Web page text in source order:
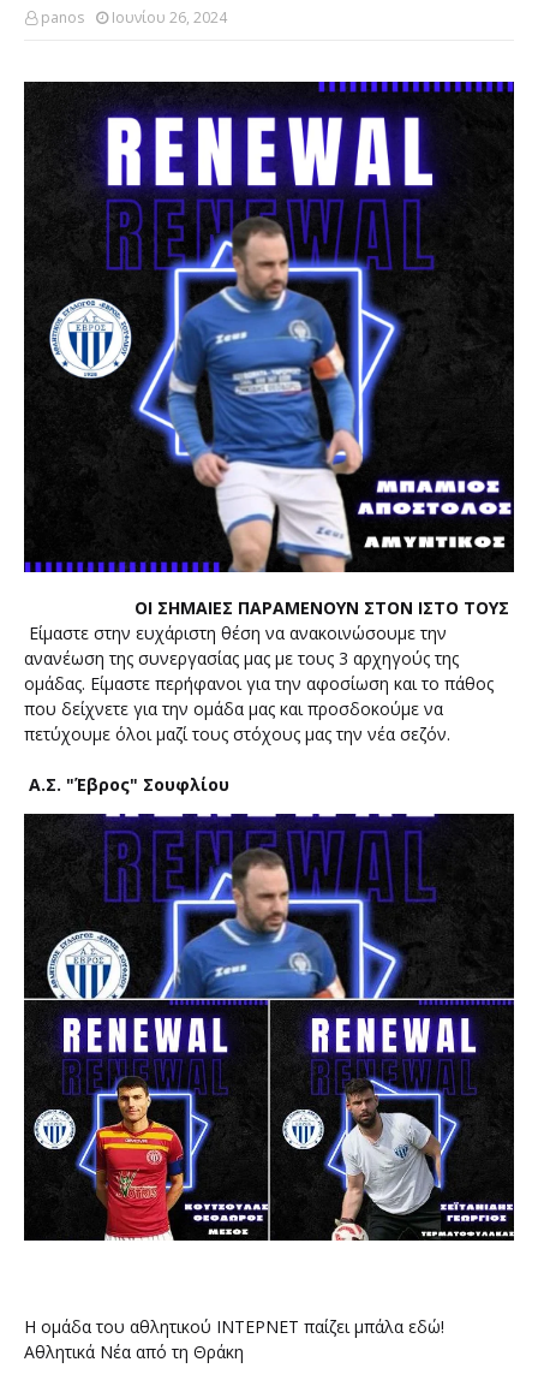
panos Ιουνίου 26, 2024
ΟΙ ΣΗΜΑΙΕΣ ΠΑΡΑΜΕΝΟΥΝ ΣΤΟΝ ΙΣΤΟ ΤΟΥΣ
Είμαστε στην ευχάριστη θέση να ανακοινώσουμε την
ανανέωση της συνεργασίας μας με τους 3 αρχηγούς της
ομάδας. Είμαστε περήφανοι για την αφοσίωση και το πάθος
που δείχνετε για την ομάδα μας και προσδοκούμε να
πετύχουμε όλοι μαζί τους στόχους μας την νέα σεζόν.
Α.Σ. "Έβρος" Σουφλίου
Η ομάδα του αθλητικού ΙΝΤΕΡΝΕΤ παίζει μπάλα εδώ!
Αθλητικά Νέα από τη Θράκη